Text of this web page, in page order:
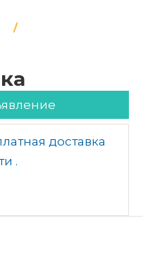
доставка
.